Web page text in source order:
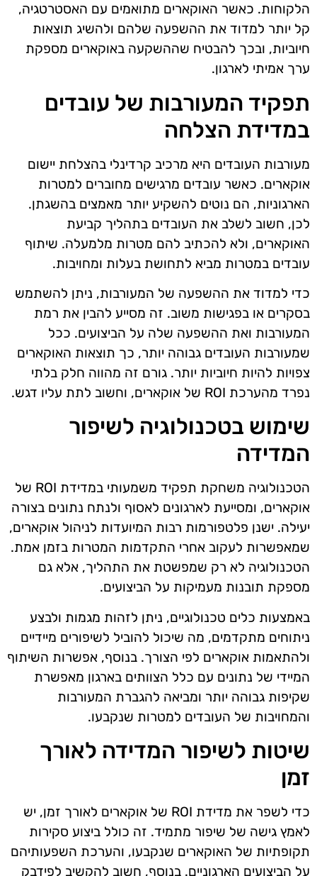
הלקוחות. כאשר האוקארים מתואמים עם האסטרטגיה,
קל יותר למדוד את ההשפעה שלהם ולהשיג תוצאות
חיוביות, ובכך להבטיח שההשקעה באוקארים מספקת
ערך אמיתי לארגון.
תפקיד המעורבות של עובדים
במדידת הצלחה
מעורבות העובדים היא מרכיב קרדינלי בהצלחת יישום
אוקארים. כאשר עובדים מרגישים מחוברים למטרות
הארגוניות, הם נוטים להשקיע יותר מאמצים בהשגתן.
לכן, חשוב לשלב את העובדים בתהליך קביעת
האוקארים, ולא להכתיב להם מטרות מלמעלה. שיתוף
עובדים במטרות מביא לתחושת בעלות ומחויבות.
כדי למדוד את ההשפעה של המעורבות, ניתן להשתמש
בסקרים או בפגישות משוב. זה מסייע להבין את רמת
המעורבות ואת ההשפעה שלה על הביצועים. ככל
שמעורבות העובדים גבוהה יותר, כך תוצאות האוקארים
צפויות להיות חיוביות יותר. גורם זה מהווה חלק בלתי
נפרד מהערכת ROI של אוקארים, וחשוב לתת עליו דגש.
שימוש בטכנולוגיה לשיפור
המדידה
הטכנולוגיה משחקת תפקיד משמעותי במדידת ROI של
אוקארים, ומסייעת לארגונים לאסוף ולנתח נתונים בצורה
יעילה. ישנן פלטפורמות רבות המיועדות לניהול אוקארים,
שמאפשרות לעקוב אחרי התקדמות המטרות בזמן אמת.
הטכנולוגיה לא רק שמפשטת את התהליך, אלא גם
מספקת תובנות מעמיקות על הביצועים.
באמצעות כלים טכנולוגיים, ניתן לזהות מגמות ולבצע
ניתוחים מתקדמים, מה שיכול להוביל לשיפורים מיידיים
ולהתאמות אוקארים לפי הצורך. בנוסף, אפשרות השיתוף
המיידי של נתונים עם כלל הצוותים בארגון מאפשרת
שקיפות גבוהה יותר ומביאה להגברת המעורבות
והמחויבות של העובדים למטרות שנקבעו.
שיטות לשיפור המדידה לאורך
זמן
כדי לשפר את מדידת ROI של אוקארים לאורך זמן, יש
לאמץ גישה של שיפור מתמיד. זה כולל ביצוע סקירות
תקופתיות של האוקארים שנקבעו, והערכת השפעותיהם
על הביצועים הארגוניים. בנוסף, חשוב להקשיב לפידבק